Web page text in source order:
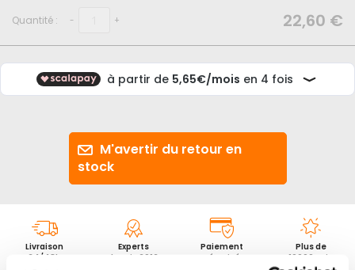
Quantité : - + 22,60 €
M'avertir du retour en
stock
Livraison
24/48h
Experts
depuis 2012
Paiement
sécurisé
Plus de
10000 avis